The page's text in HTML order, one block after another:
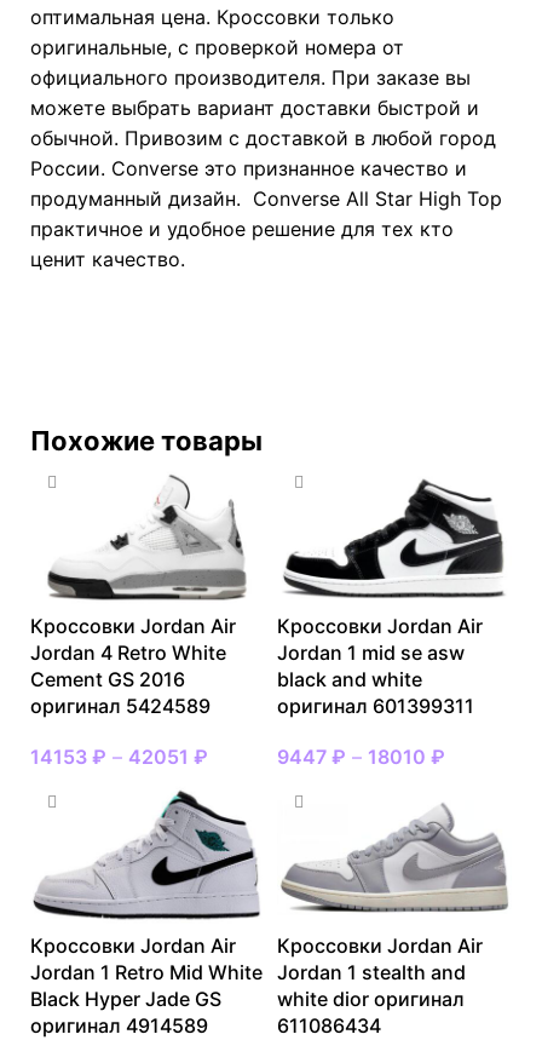
оптимальная цена. Кроссовки только
оригинальные, с проверкой номера от
официального производителя. При заказе вы
можете выбрать вариант доставки быстрой и
обычной. Привозим с доставкой в любой город
России. Converse это признанное качество и
продуманный дизайн. Converse All Star High Top
практичное и удобное решение для тех кто
ценит качество.
Похожие товары
Кроссовки Jordan Air
Jordan 4 Retro White
Cement GS 2016
оригинал 5424589
14153 ₽ – 42051 ₽
Кроссовки Jordan Air
Jordan 1 mid se asw
black and white
оригинал 601399311
9447 ₽ – 18010 ₽
Кроссовки Jordan Air
Jordan 1 Retro Mid White
Black Hyper Jade GS
оригинал 4914589
Кроссовки Jordan Air
Jordan 1 stealth and
white dior оригинал
611086434